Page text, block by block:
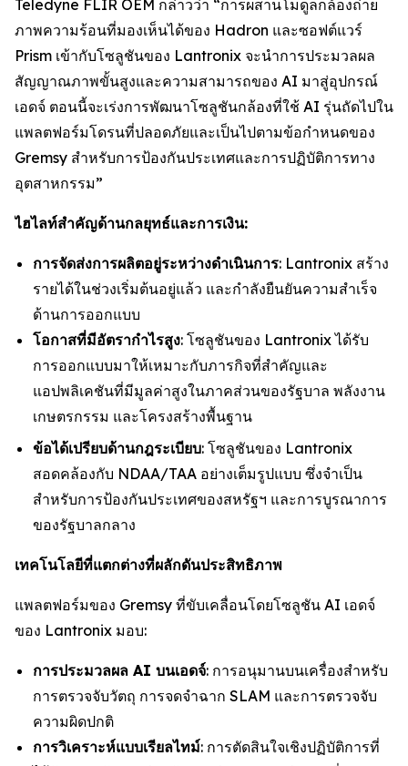
Teledyne FLIR OEM กล่าวว่า “การผสานโมดูลกล้องถ่าย
ภาพความร้อนที่มองเห็นได้ของ Hadron และซอฟต์แวร์
Prism เข้ากับโซลูชันของ Lantronix จะนำการประมวลผล
สัญญาณภาพขั้นสูงและความสามารถของ AI มาสู่อุปกรณ์
เอดจ์ ตอนนี้จะเร่งการพัฒนาโซลูชันกล้องที่ใช้ AI รุ่นถัดไปใน
แพลตฟอร์มโดรนที่ปลอดภัยและเป็นไปตามข้อกำหนดของ
Gremsy สำหรับการป้องกันประเทศและการปฏิบัติการทาง
อุตสาหกรรม”
ไฮไลท์สำคัญด้านกลยุทธ์และการเงิน:
การจัดส่งการผลิตอยู่ระหว่างดำเนินการ: Lantronix สร้าง
รายได้ในช่วงเริ่มต้นอยู่แล้ว และกำลังยืนยันความสำเร็จ
ด้านการออกแบบ
โอกาสที่มีอัตรากำไรสูง: โซลูชันของ Lantronix ได้รับ
การออกแบบมาให้เหมาะกับภารกิจที่สำคัญและ
แอปพลิเคชันที่มีมูลค่าสูงในภาคส่วนของรัฐบาล พลังงาน
เกษตรกรรม และโครงสร้างพื้นฐาน
ข้อได้เปรียบด้านกฎระเบียบ: โซลูชันของ Lantronix
สอดคล้องกับ NDAA/TAA อย่างเต็มรูปแบบ ซึ่งจำเป็น
สำหรับการป้องกันประเทศของสหรัฐฯ และการบูรณาการ
ของรัฐบาลกลาง
เทคโนโลยีที่แตกต่างที่ผลักดันประสิทธิภาพ
แพลตฟอร์มของ Gremsy ที่ขับเคลื่อนโดยโซลูชัน AI เอดจ์
ของ Lantronix มอบ:
การประมวลผล AI บนเอดจ์: การอนุมานบนเครื่องสำหรับ
การตรวจจับวัตถุ การจดจำฉาก SLAM และการตรวจจับ
ความผิดปกติ
การวิเคราะห์แบบเรียลไทม์: การตัดสินใจเชิงปฏิบัติการที่